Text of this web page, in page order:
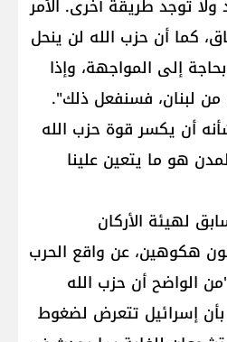
ولا توجد طريقة أخرى. الأمر
كما أن حزب الله لن ينحل
إلى المواجهة، وإذا
من لبنان، فسنفعل ذلك".
أن يكسر قوة حزب الله
هو ما يتعين علينا
لهيئة الأركان
هكوهين، عن واقع الحرب
الواضح أن حزب الله
إسرائيل تتعرض لضغوط